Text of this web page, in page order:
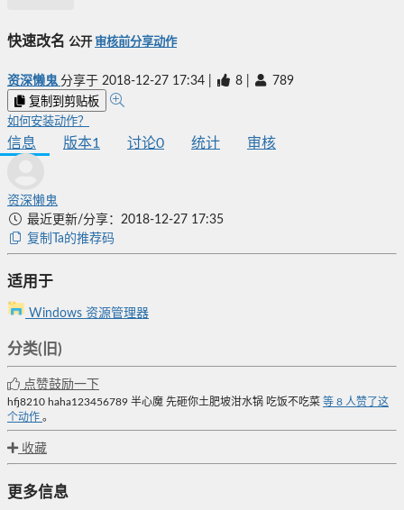
快速改名 公开 审核前分享动作
资深懒鬼 分享于 2018-12-27 17:34 8 789
复制到剪贴板
如何安装动作？
信息 版本1 讨论0 统计 审核
资深懒鬼
最近更新/分享：2018-12-27 17:35
复制Ta的推荐码
适用于
Windows 资源管理器
分类(旧)
点赞鼓励一下
hfj8210 haha123456789 半心魔 先砸你土肥坡泔水锅 吃饭不吃菜 等 8 人赞了这
个动作 。
收藏
更多信息